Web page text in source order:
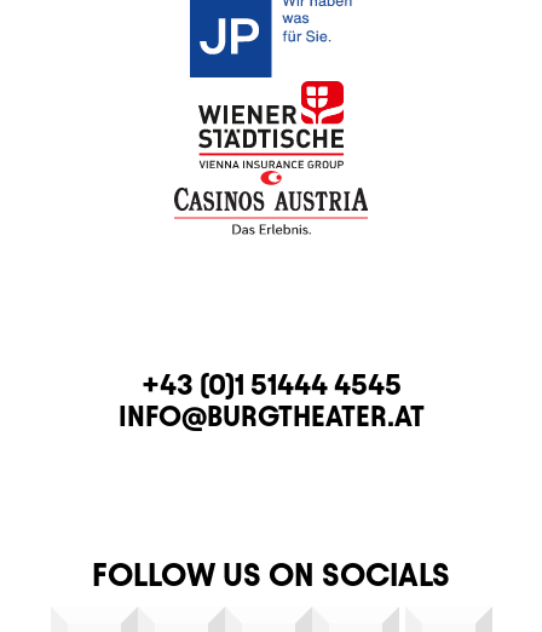
CONTACTTELEPHONE
+43 (0)1 51444 4545
E-MAIL
INFO@BURGTHEATER.AT
FOLLOW US ON SOCIALS